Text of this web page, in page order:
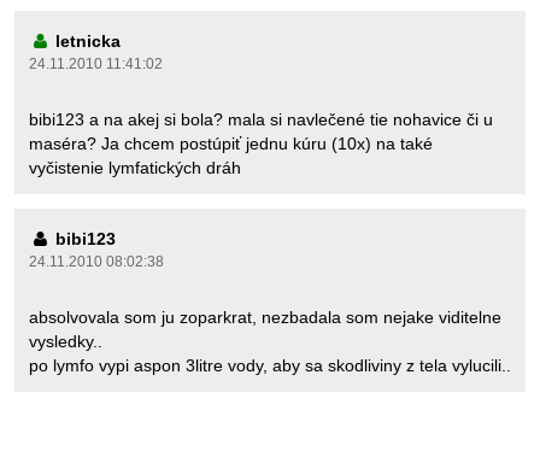
letnicka
24.11.2010 11:41:02
bibi123 a na akej si bola? mala si navlečené tie nohavice či u
maséra? Ja chcem postúpiť jednu kúru (10x) na také
vyčistenie lymfatických dráh
bibi123
24.11.2010 08:02:38
absolvovala som ju zoparkrat, nezbadala som nejake viditelne
vysledky..
po lymfo vypi aspon 3litre vody, aby sa skodliviny z tela vylucili..